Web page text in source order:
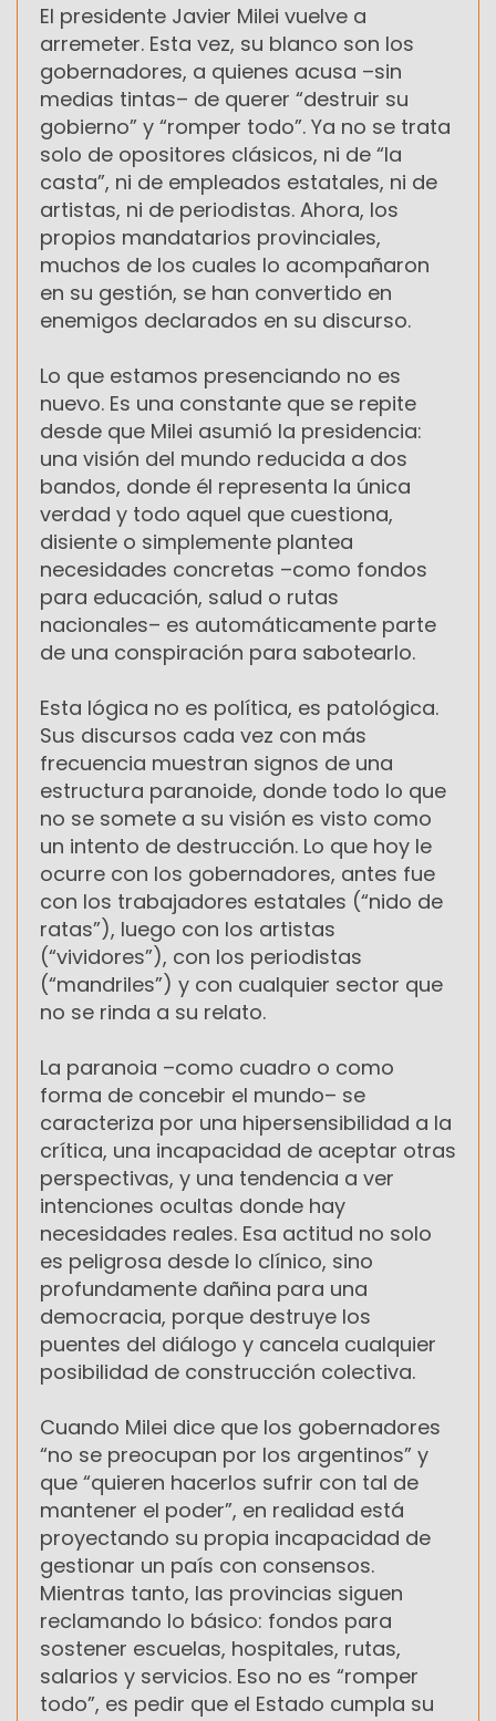
El presidente Javier Milei vuelve a
arremeter. Esta vez, su blanco son los
gobernadores, a quienes acusa –sin
medias tintas– de querer “destruir su
gobierno” y “romper todo”. Ya no se trata
solo de opositores clásicos, ni de “la
casta”, ni de empleados estatales, ni de
artistas, ni de periodistas. Ahora, los
propios mandatarios provinciales,
muchos de los cuales lo acompañaron
en su gestión, se han convertido en
enemigos declarados en su discurso.
Lo que estamos presenciando no es
nuevo. Es una constante que se repite
desde que Milei asumió la presidencia:
una visión del mundo reducida a dos
bandos, donde él representa la única
verdad y todo aquel que cuestiona,
disiente o simplemente plantea
necesidades concretas –como fondos
para educación, salud o rutas
nacionales– es automáticamente parte
de una conspiración para sabotearlo.
Esta lógica no es política, es patológica.
Sus discursos cada vez con más
frecuencia muestran signos de una
estructura paranoide, donde todo lo que
no se somete a su visión es visto como
un intento de destrucción. Lo que hoy le
ocurre con los gobernadores, antes fue
con los trabajadores estatales (“nido de
ratas”), luego con los artistas
(“vividores”), con los periodistas
(“mandriles”) y con cualquier sector que
no se rinda a su relato.
La paranoia –como cuadro o como
forma de concebir el mundo– se
caracteriza por una hipersensibilidad a la
crítica, una incapacidad de aceptar otras
perspectivas, y una tendencia a ver
intenciones ocultas donde hay
necesidades reales. Esa actitud no solo
es peligrosa desde lo clínico, sino
profundamente dañina para una
democracia, porque destruye los
puentes del diálogo y cancela cualquier
posibilidad de construcción colectiva.
Cuando Milei dice que los gobernadores
“no se preocupan por los argentinos” y
que “quieren hacerlos sufrir con tal de
mantener el poder”, en realidad está
proyectando su propia incapacidad de
gestionar un país con consensos.
Mientras tanto, las provincias siguen
reclamando lo básico: fondos para
sostener escuelas, hospitales, rutas,
salarios y servicios. Eso no es “romper
todo”, es pedir que el Estado cumpla su